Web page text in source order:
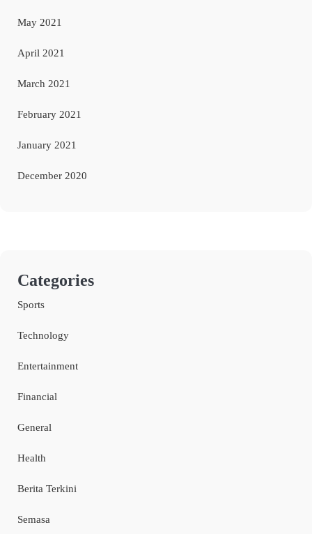
May 2021
April 2021
March 2021
February 2021
January 2021
December 2020
Categories
Sports
Technology
Entertainment
Financial
General
Health
Berita Terkini
Semasa